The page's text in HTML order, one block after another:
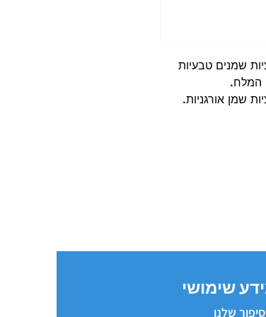
המלח.
שמן אורגניות.
שימושי
שלנו